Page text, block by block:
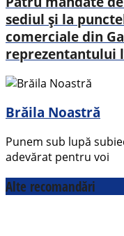
sediul și la
comerciale din
reprezentantului
Brăila Noastră
Punem sub lupă
adevărat pentru voi
Alte recomandări